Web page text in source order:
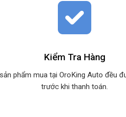
Kiểm Tra Hàng
phẩm mua tại OroKing Auto đều
trước khi thanh toán.